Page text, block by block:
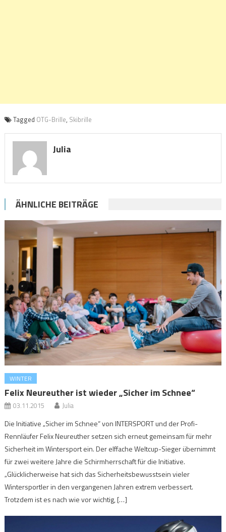
Tagged OTG-Brille, Skibrille
Julia
ÄHNLICHE BEITRÄGE
WINTER
Felix Neureuther ist wieder „Sicher im Schnee“
03.11.2015 Julia
Die Initiative „Sicher im Schnee“ von INTERSPORT und der Profi-
Rennläufer Felix Neureuther setzen sich erneut gemeinsam für mehr
Sicherheit im Wintersport ein. Der elffache Weltcup-Sieger übernimmt
für zwei weitere Jahre die Schirmherrschaft für die Initiative.
„Glücklicherweise hat sich das Sicherheitsbewusstsein vieler
Wintersportler in den vergangenen Jahren extrem verbessert.
Trotzdem ist es nach wie vor wichtig, […]